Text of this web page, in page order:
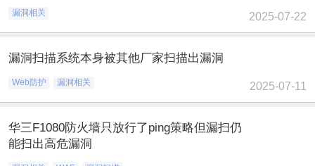
漏洞相关 2025-07-22
漏洞扫描系统本身被其他厂家扫描出漏洞
Web防护 漏洞相关 2025-07-11
华三F1080防火墙只放行了ping策略但漏扫仍
能扫出高危漏洞